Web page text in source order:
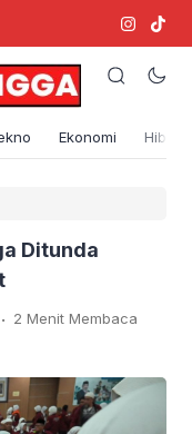
Ekonomi
Ditunda
. 2 Menit Membaca